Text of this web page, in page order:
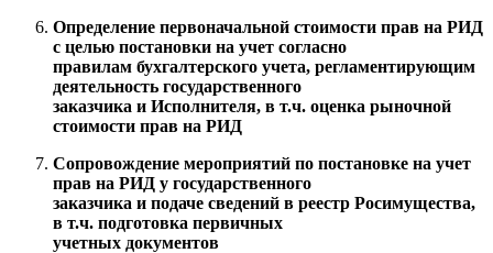
Определение первоначальной стоимости прав на РИД
с целью постановки на учет согласно
правилам бухгалтерского учета, регламентирующим
деятельность государственного
заказчика и Исполнителя, в т.ч. оценка рыночной
стоимости прав на РИД
Сопровождение мероприятий по постановке на учет
прав на РИД у государственного
заказчика и подаче сведений в реестр Росимущества,
в т.ч. подготовка первичных
учетных документов